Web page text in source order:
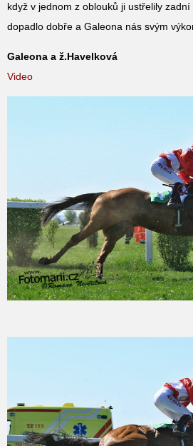
když v jednom z oblouků ji ustřelily
dopadlo dobře a Galeona nás svým
Galeona a ž.Havelková
Video